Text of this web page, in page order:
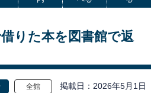
りた本を図書館で返
全館 掲載日 2026年5月1日